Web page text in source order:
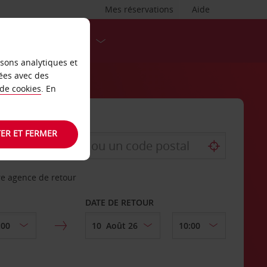
Aide
Mes réservations
agence de retour
DATE DE RETOUR
analytiques et
avec des
cookies. En
ET FERMER